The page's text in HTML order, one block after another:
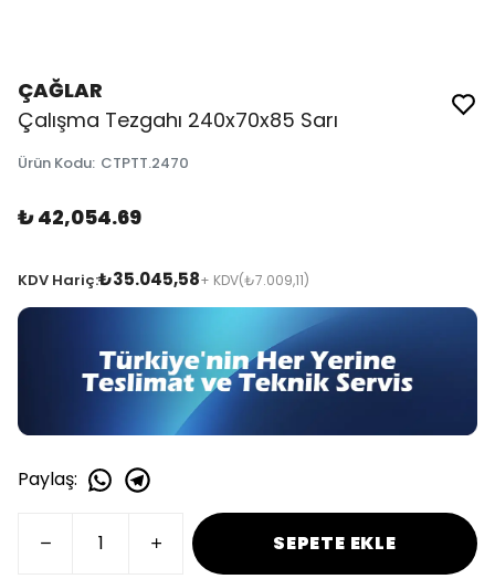
ÇAĞLAR
Çalışma Tezgahı 240x70x85 Sarı
Ürün Kodu: CTPTT.2470
₺ 42,054.69
KDV Hariç:₺35.045,58+ KDV(₺7.009,11)
Paylaş:
SEPETE EKLE